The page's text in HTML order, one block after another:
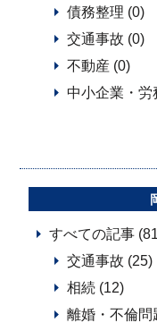
債務整理 (0)
交通事故 (0)
不動産 (0)
中小企業・労
すべての記事
交通事故 (25)
相続 (12)
離婚・不倫問